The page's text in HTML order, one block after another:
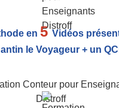
en 5Vidéos
le Voyageur + un